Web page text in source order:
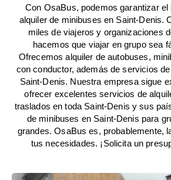
Con OsaBus, podemos garantizar
alquiler de minibuses en Saint-Denis.
miles de viajeros y organizaciones
hacemos que viajar en grupo sea
Ofrecemos alquiler de autobuses,
con conductor, además de servicios
Saint-Denis. Nuestra empresa sigue
ofrecer excelentes servicios de
traslados en toda Saint-Denis y sus
de minibuses en Saint-Denis para
grandes. OsaBus es, probablemente,
tus necesidades. ¡Solicita un